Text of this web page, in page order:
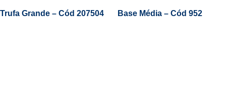
Trufa Grande – Cód 207504 Base Média – Cód 952